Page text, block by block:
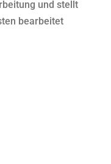
und stellt
bearbeitet